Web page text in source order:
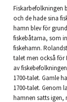
Fiskarbefolkningen
och de hade sina
hamn blev för
fiskebåtarna, som
fiskehamn.
talet men också för
av
1700-talet. Gamle
1700-talet. Genom
hamnen satts igen,